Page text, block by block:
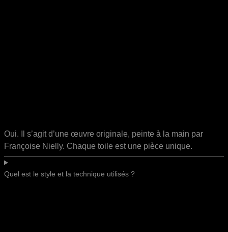
Oui. Il s’agit d’une œuvre originale, peinte à la main par
Françoise Nielly. Chaque toile est une pièce unique.
Quel est le style et la technique utilisés ?